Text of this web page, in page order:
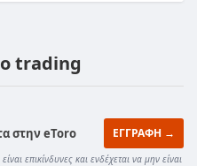
trading
στην eToro ΕΓΓΡΑΦΗ →
επικίνδυνες και ενδέχεται να μην είναι